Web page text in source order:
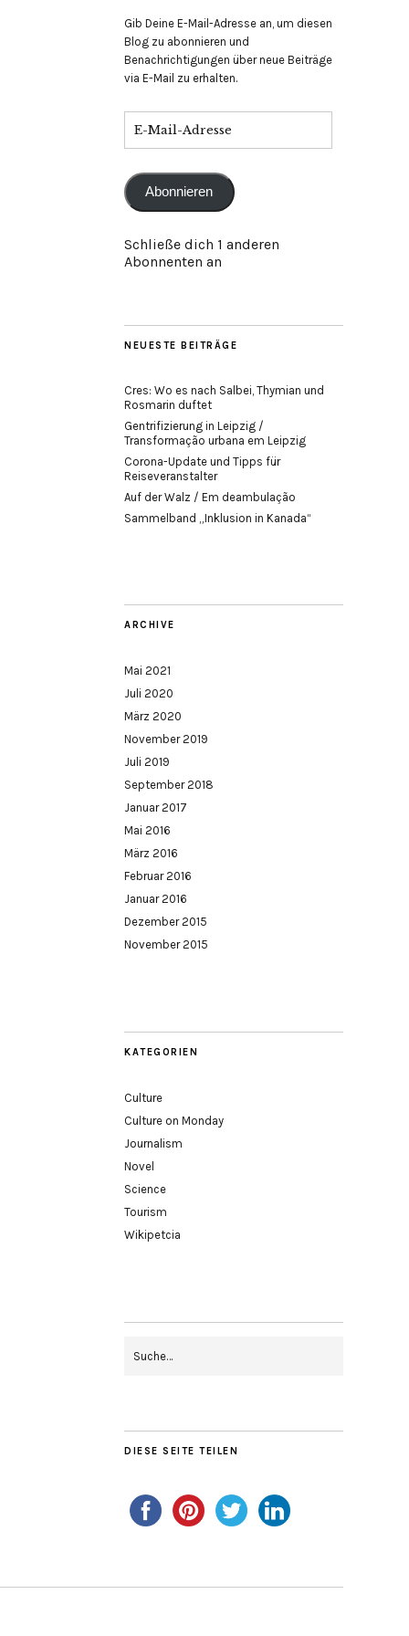
Gib Deine E-Mail-Adresse an, um diesen
Blog zu abonnieren und
Benachrichtigungen über neue Beiträge
via E-Mail zu erhalten.
Mail-
Abonnieren
Schließe dich 1 anderen
Abonnenten an
NEUESTE BEITRÄGE
Cres: Wo es nach Salbei, Thymian und
Rosmarin duftet
Gentrifizierung in Leipzig /
Transformação urbana em Leipzig
Corona-Update und Tipps für
Reiseveranstalter
Auf der Walz / Em deambulação
Sammelband „Inklusion in Kanada“
ARCHIVE
Mai 2021
Juli 2020
März 2020
November 2019
Juli 2019
September 2018
Januar 2017
Mai 2016
März 2016
Februar 2016
Januar 2016
Dezember 2015
November 2015
KATEGORIEN
Culture
Culture on Monday
Journalism
Novel
Science
Tourism
Wikipetcia
DIESE SEITE TEILEN